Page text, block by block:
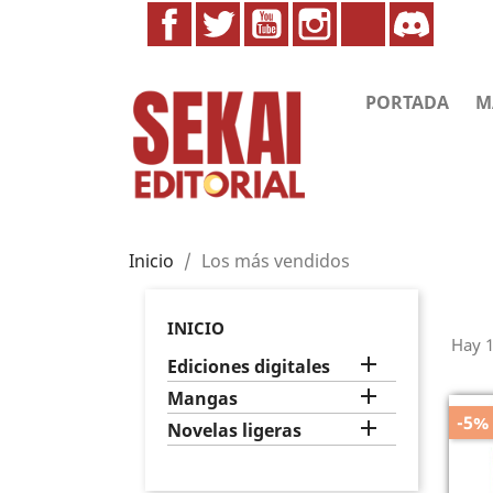
FacebookTwitterYouTubeInstagram
TikTok
PORTADA
Inicio Los más vendidos
INICIO
Ediciones digitales 
Mangas 
Novelas ligeras 
Hay
-5%